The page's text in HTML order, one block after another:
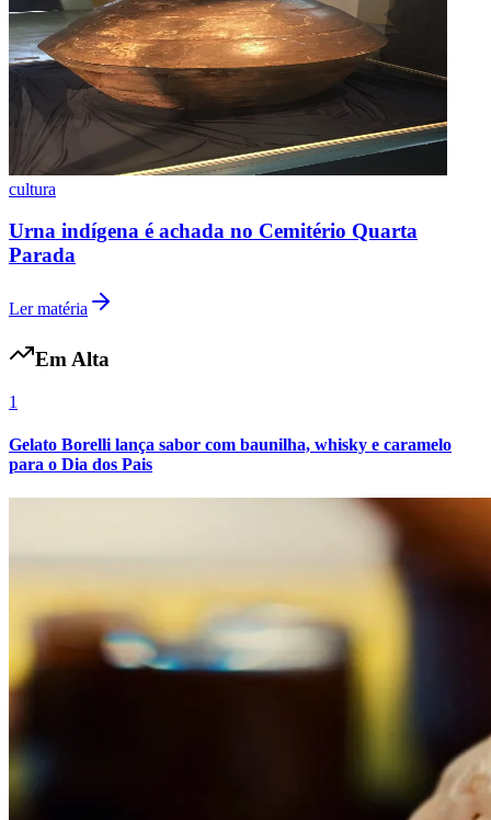
Grêmio
Internacional
cultura
Urna indígena é achada no Cemitério Quarta
Parada
Ler matéria
Em Alta
1
Gelato Borelli lança sabor com baunilha, whisky e caramelo
para o Dia dos Pais